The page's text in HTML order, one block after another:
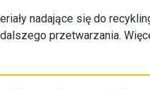
nadające się do
przetwarzania.